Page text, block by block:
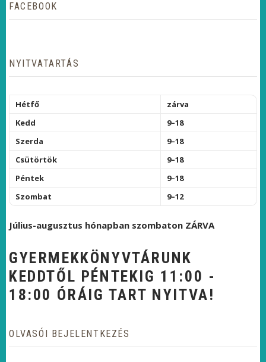
FACEBOOK
NYITVATARTÁS
Hétfő
zárva
Kedd
9–18
Szerda
9–18
Csütörtök
9–18
Péntek
9–18
Szombat
9–12
Július-augusztus hónapban szombaton ZÁRVA
GYERMEKKÖNYVTÁRUNK
KEDDTŐL PÉNTEKIG 11:00 -
18:00 ÓRÁIG TART NYITVA!
OLVASÓI BEJELENTKEZÉS